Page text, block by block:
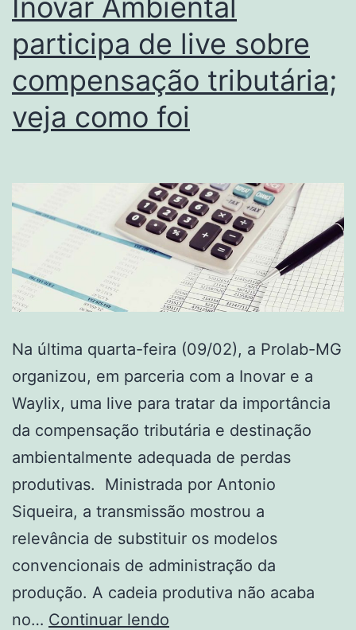
participa de live sobre
compensação tributária;
veja como foi
Na última quarta-feira (09/02), a Prolab-MG
organizou, em parceria com a Inovar e a
Waylix, uma live para tratar da importância
da compensação tributária e destinação
ambientalmente adequada de perdas
produtivas. Ministrada por Antonio
Siqueira, a transmissão mostrou a
relevância de substituir os modelos
convencionais de administração da
produção. A cadeia produtiva não acaba
no… Continuar lendo